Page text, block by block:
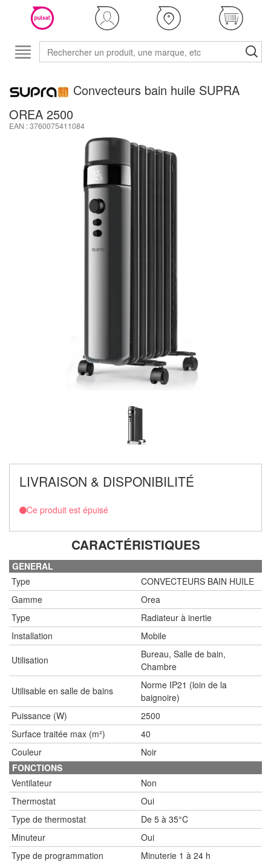
Convecteurs bain huile SUPRA
OREA 2500
EAN : 3760075411084
LIVRAISON & DISPONIBILITÉ
Ce produit est épuisé
CARACTÉRISTIQUES
GENERAL
Type
CONVECTEURS BAIN HUILE
Gamme
Orea
Type
Radiateur à inertie
Installation
Mobile
Utilisation
Bureau, Salle de bain,
Chambre
Utilisable en salle de bains
Norme IP21 (loin de la
baignoire)
Puissance (W)
2500
Surface traitée max (m²)
40
Couleur
Noir
FONCTIONS
Ventilateur
Non
Thermostat
Oui
Type de thermostat
De 5 à 35°C
Minuteur
Oui
Type de programmation
Minuterie 1 à 24 h